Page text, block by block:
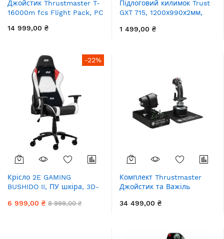
Джойстик Thrustmaster T-
16000m fcs Flight Pack, PC
14 999,00 ₴
Підлоговий килимок Trust
GXT 715, 1200х990х2мм,
1 499,00 ₴
-22%
Крісло 2E GAMING
BUSHIDO II, ПУ шкіра, 3D-
6 999,00 ₴ 8 999,00 ₴
Комплект Thrustmaster
Джойстик та Важіль
Hotas Warthog Pack, PC
34 499,00 ₴